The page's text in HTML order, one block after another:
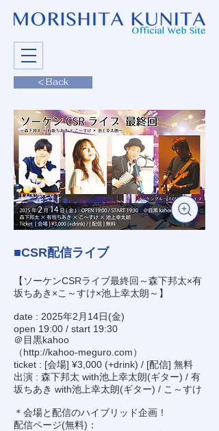
< Back
■CSR配信ライブ
【ソーケンCSRライブ最終回～森下邦太×有
坂ちあき×こ～すけ×池上幸太朗～】
date : 2025年2月14日(金)
open 19:00 / start 19:30
＠目黒kahoo
（http://kahoo-meguro.com）
ticket : [会場] ¥3,000 (+drink) / [配信] 無料
出演 : 森下邦太 with池上幸太朗(ギター) / 有
坂ちあき with池上幸太朗(ギター) / こ～すけ
＊会場と配信のハイブリッド企画！
配信ページ(無料)：